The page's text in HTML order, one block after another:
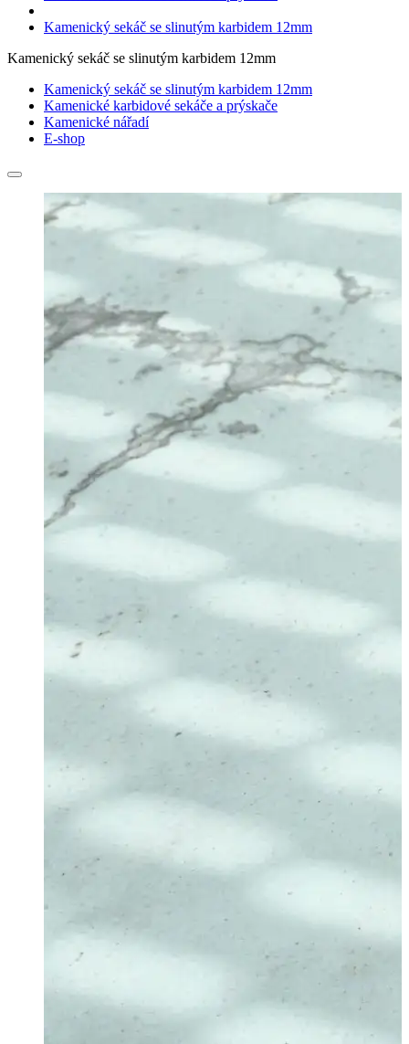
Kamenický sekáč se slinutým karbidem 12mm
Kamenický sekáč se slinutým karbidem 12mm
Kamenický sekáč se slinutým karbidem 12mm
Kamenické karbidové sekáče a prýskače
Kamenické nářadí
E-shop